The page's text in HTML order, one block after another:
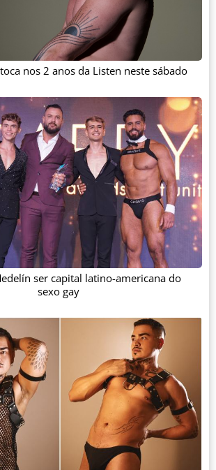
nos 2 anos da Listen neste sábado
ser capital latino-americana do
sexo gay